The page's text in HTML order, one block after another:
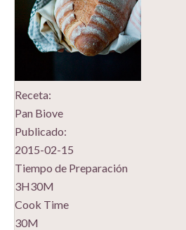
Receta:
Pan Biove
Publicado:
2015-02-15
Tiempo de Preparación
3H30M
Cook Time
30M